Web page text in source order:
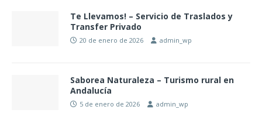
Te Llevamos! – Servicio de Traslados y
Transfer Privado
20 de enero de 2026 admin_wp
Saborea Naturaleza – Turismo rural en
Andalucía
5 de enero de 2026 admin_wp